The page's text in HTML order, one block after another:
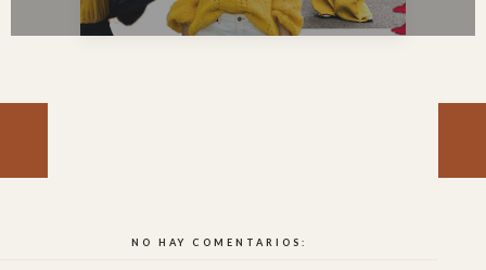
NO HAY COMENTARIOS: